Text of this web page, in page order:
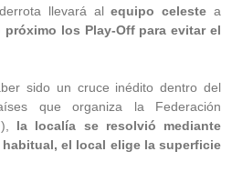
llevará alequipo celeste a
los Play-Off para evitar el
sido un cruce inédito dentro del
que organiza la Federación
la localía se resolvió mediante
el local elige la superficie